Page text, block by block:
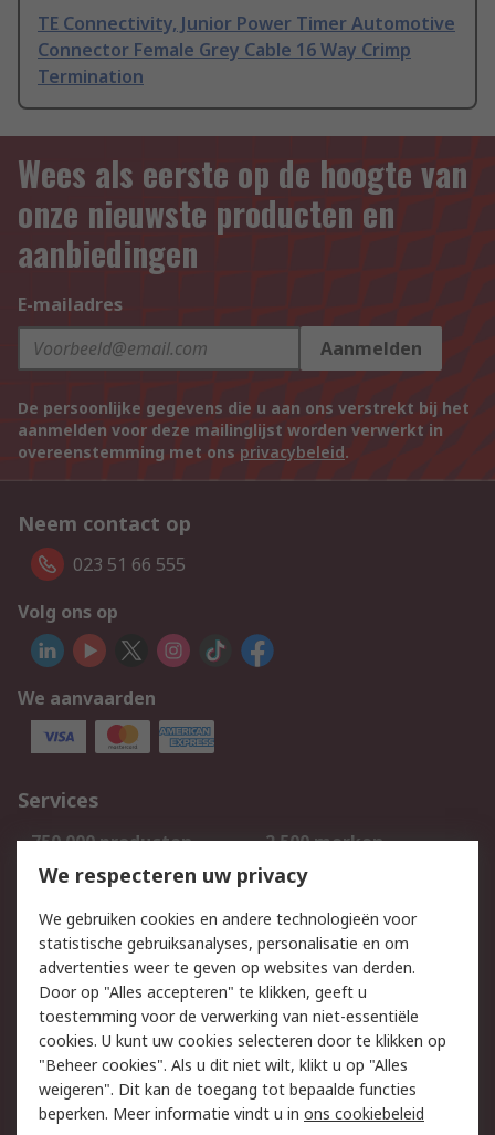
TE Connectivity, Junior Power Timer Automotive
Connector Female Grey Cable 16 Way Crimp
Termination
Wees als eerste op de hoogte van
onze nieuwste producten en
aanbiedingen
E-mailadres
Aanmelden
De persoonlijke gegevens die u aan ons verstrekt bij het
aanmelden voor deze mailinglijst worden verwerkt in
overeenstemming met ons privacybeleid.
Neem contact op
023 51 66 555
Volg ons op
We aanvaarden
Services
750.000 producten
2.500 merken
Bestellen
Inkoopoplossingen
Track & Trace
Wettelijk
Cookiebeleid
Email veiligheid
Privacybeleid
Websitevoorwaarden
Algemene
verkoopvoorwaarden
We respecteren uw privacy
We gebruiken cookies en andere technologieën voor
statistische gebruiksanalyses, personalisatie en om
advertenties weer te geven op websites van derden.
Door op "Alles accepteren" te klikken, geeft u
toestemming voor de verwerking van niet-essentiële
cookies. U kunt uw cookies selecteren door te klikken op
"Beheer cookies". Als u dit niet wilt, klikt u op "Alles
weigeren". Dit kan de toegang tot bepaalde functies
beperken. Meer informatie vindt u in ons cookiebeleid